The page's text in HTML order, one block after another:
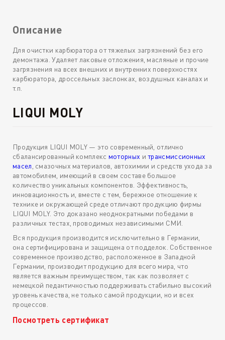
Описание
Для очистки карбюратора от тяжелых загрязнений без его
демонтажа. Удаляет лаковые отложения, масляные и прочие
загрязнения на всех внешних и внутренних поверхностях
карбюратора, дроссельных заслонках, воздушных каналах и
т.п.
LIQUI MOLY
Продукция LIQUI MOLY — это современный, отлично
сбалансированный комплекс моторных итрансмиссионных
масел , смазочных материалов, автохимии и средств ухода за
автомобилем, имеющий в своем составе большое
количество уникальных компонентов. Эффективность,
инновационность и, вместе с тем, бережное отношение к
технике и окружающей среде отличают продукцию фирмы
LIQUI MOLY. Это доказано неоднократными победами в
различных тестах, проводимых независимыми СМИ.
Вся продукция производится исключительно в Германии,
она сертифицирована и защищена от подделок. Собственное
современное производство, расположенное в Западной
Германии, производит продукцию для всего мира, что
является важным преимуществом, так как позволяет с
немецкой педантичностью поддерживать стабильно высокий
уровень качества, не только самой продукции, но и всех
процессов.
Посмотреть сертификат